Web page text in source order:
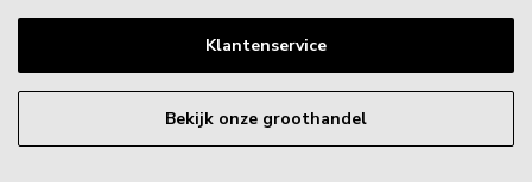
Klantenservice
Bekijk onze groothandel